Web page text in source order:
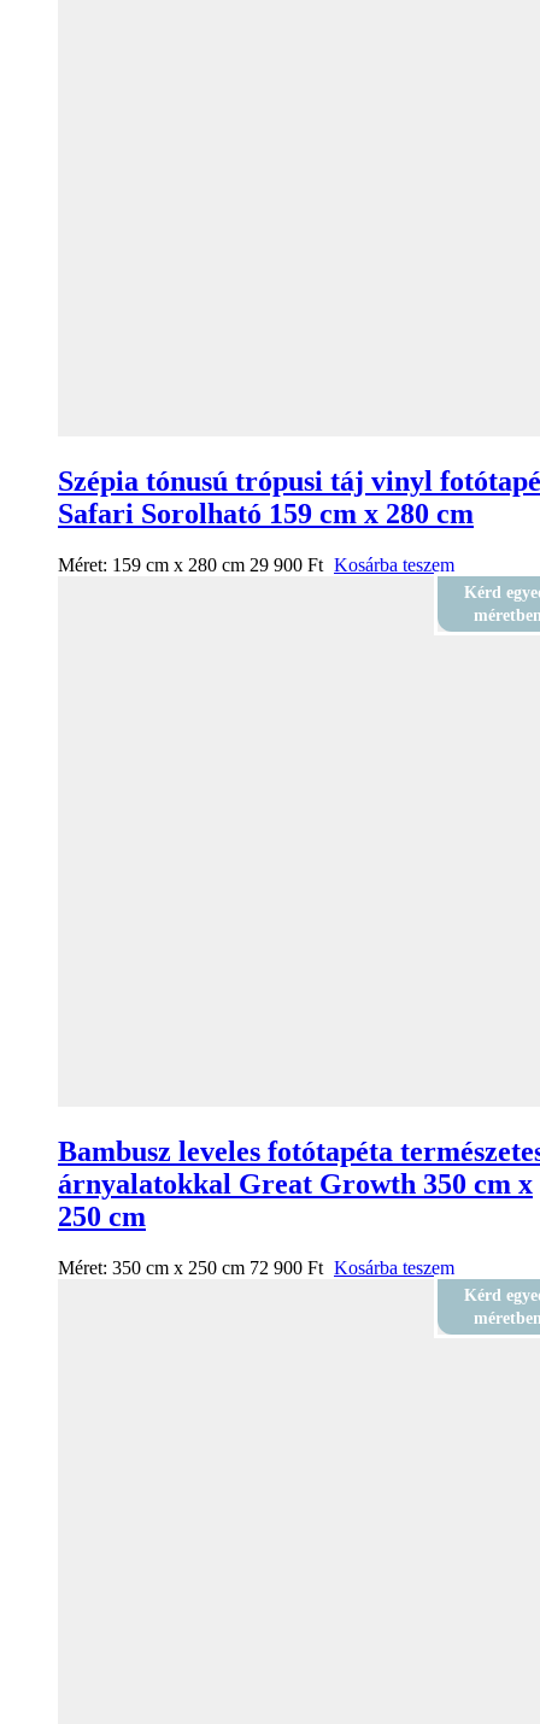
Szépia tónusú trópusi táj vinyl
Safari Sorolható 159 cm x 280 cm
Méret: 159 cm x 280 cm 29 900 Ft Kosárba teszem
Kérd
Bambusz leveles fotótapéta
árnyalatokkal Great Growth 350 cm x
250 cm
Méret: 350 cm x 250 cm 72 900 Ft Kosárba teszem
Kérd